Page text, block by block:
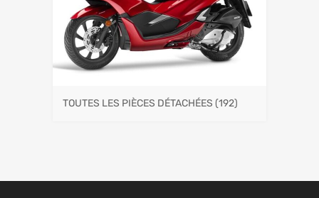
TOUTES LES PIÈCES DÉTACHÉES (192)